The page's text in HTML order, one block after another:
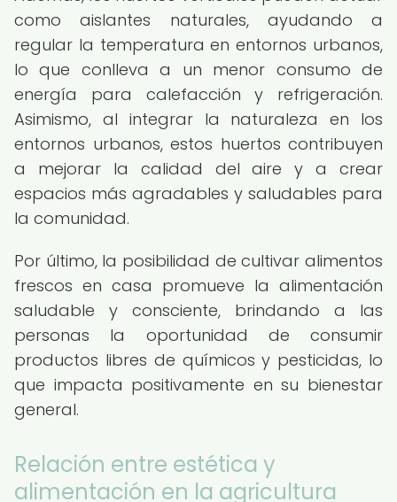
como aislantes naturales, ayudando a
regular la temperatura en entornos urbanos,
lo que conlleva a un menor consumo de
energía para calefacción y refrigeración.
Asimismo, al integrar la naturaleza en los
entornos urbanos, estos huertos contribuyen
a mejorar la calidad del aire y a crear
espacios más agradables y saludables para
la comunidad.
Por último, la posibilidad de cultivar alimentos
frescos en casa promueve la alimentación
saludable y consciente, brindando a las
personas la oportunidad de consumir
productos libres de químicos y pesticidas, lo
que impacta positivamente en su bienestar
general.
Relación entre estética y
alimentación en la agricultura